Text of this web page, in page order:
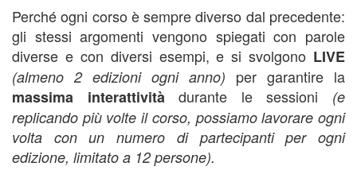
Perché ogni corso è sempre diverso dal precedente:
gli stessi argomenti vengono spiegati con parole
diverse e con diversi esempi, e si svolgono LIVE
(almeno 2 edizioni ogni anno) per garantire la
massima interattività durante le sessioni (e
replicando più volte il corso, possiamo lavorare ogni
volta con un numero di partecipanti per ogni
edizione, limitato a 12 persone).